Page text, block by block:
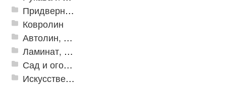
Придверные решетки
Ковролин
Автолин, Транслин, Линолеум
Ламинат, Кварцвиниловая плитка SPC
Сад и огород
Искусственная трава